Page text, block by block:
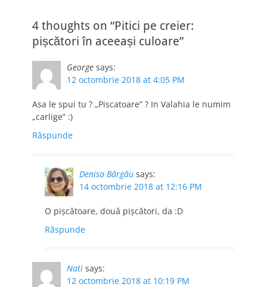
4 thoughts on “Pitici pe creier:
pișcători în aceeași culoare”
George says:
12 octombrie 2018 at 4:05 PM
Asa le spui tu ? „Piscatoare” ? In Valahia le numim
„carlige” :)
Răspunde
Denisa Bârgău says:
14 octombrie 2018 at 12:16 PM
O pișcătoare, două pișcători, da :D
Răspunde
Nati says:
12 octombrie 2018 at 10:19 PM